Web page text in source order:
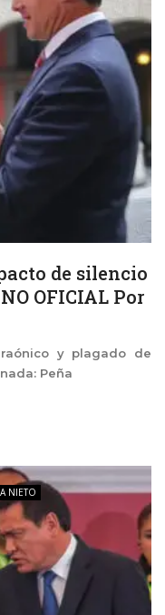
de silencio
OFICIAL Por
y plagado de
Peña
NIETO